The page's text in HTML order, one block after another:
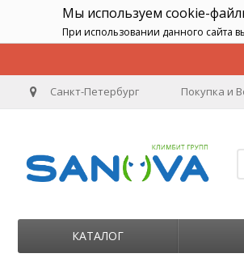
Мы используем cookie-
При использовании данного сайта
Санкт-Петербург Покупка и
КАТАЛОГ